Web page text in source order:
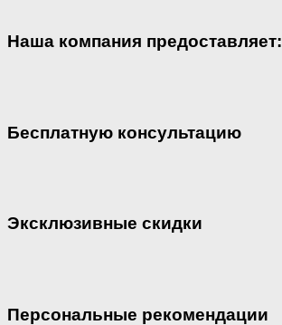
Наша компания предоставляет:
Бесплатную консультацию
Эксклюзивные скидки
Персональные рекомендации